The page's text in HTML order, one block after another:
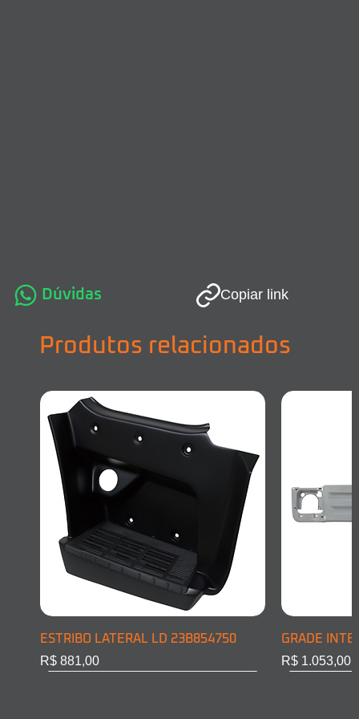
Dúvidas Copiar link
Produtos relacionados
ESTRIBO LATERAL LD 23B854750
Preço
R$ 881,00
GRADE
Preço
R$ 1.053,00